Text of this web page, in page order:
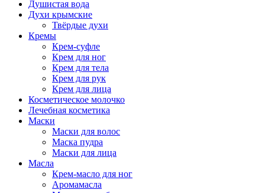
Душистая вода
Духи крымские
Твёрдые духи
Кремы
Крем-суфле
Крем для ног
Крем для тела
Крем для рук
Крем для лица
Косметическое молочко
Лечебная косметика
Маски
Маски для волос
Маска пудра
Маски для лица
Масла
Крем-масло для ног
Аромамасла